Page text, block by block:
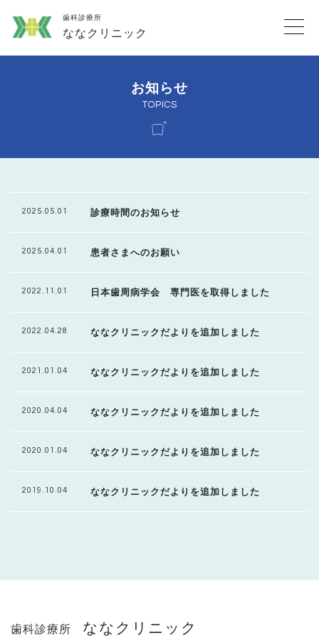
歯科診療所
ななクリニック
おもい
診療理念
ご高齢の方へ
アクセス
お知らせ
TOPICS
2025.05.01 診療時間のお知らせ
2025.04.01 患者さまへのお願い
2022.11.01 日本歯周病学会 専門医を取得しました
2022.04.28 ななクリニックだよりを追加しました
2021.01.04 ななクリニックだよりを追加しました
2020.04.04 ななクリニックだよりを追加しました
2020.01.04 ななクリニックだよりを追加しました
2019.10.04 ななクリニックだよりを追加しました
歯科診療所 ななクリニック